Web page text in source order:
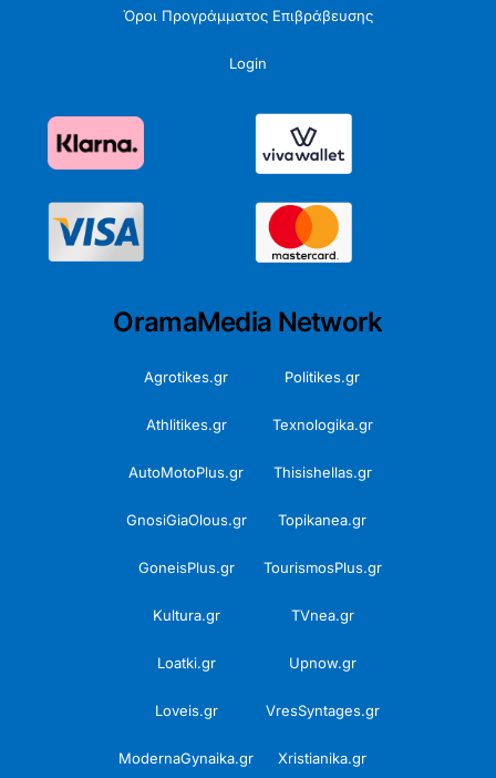
Όροι Προγράμματος Επιβράβευσης
Login
OramaMedia Network
Agrotikes.gr Politikes.gr
Athlitikes.gr Texnologika.gr
AutoMotoPlus.gr Thisishellas.gr
GnosiGiaOlous.gr Topikanea.gr
GoneisPlus.gr TourismosPlus.gr
Kultura.gr TVnea.gr
Loatki.gr Upnow.gr
Loveis.gr VresSyntages.gr
ModernaGynaika.gr Xristianika.gr